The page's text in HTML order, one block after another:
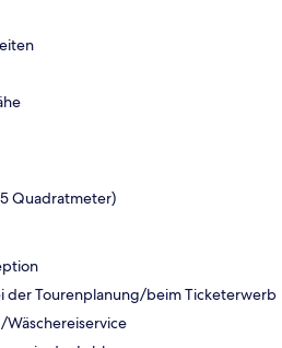
Quadratmeter)
der Tourenplanung/beim Ticketerwerb